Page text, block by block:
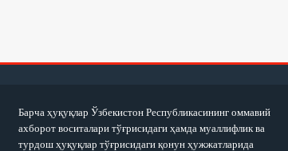
Барча ҳуқуқлар Ўзбекистон Республикасининг оммавий
ахборот воситалари тўғрисидаги ҳамда муаллифлик ва
турдош ҳуқуқлар тўғрисидаги қонун ҳужжатларида